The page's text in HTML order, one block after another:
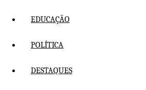
EDUCAÇÃO
POLÍTICA
DESTAQUES